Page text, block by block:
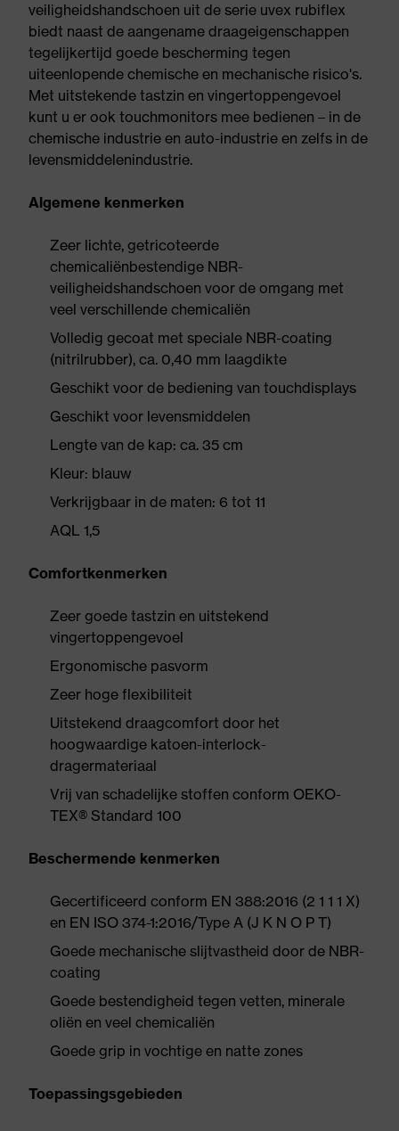
veiligheidshandschoen uit de serie uvex rubiflex
biedt naast de aangename draageigenschappen
tegelijkertijd goede bescherming tegen
uiteenlopende chemische en mechanische risico's.
Met uitstekende tastzin en vingertoppengevoel
kunt u er ook touchmonitors mee bedienen – in de
chemische industrie en auto-industrie en zelfs in de
levensmiddelenindustrie.
Algemene kenmerken
Zeer lichte, getricoteerde
chemicaliënbestendige NBR-
veiligheidshandschoen voor de omgang met
veel verschillende chemicaliën
Volledig gecoat met speciale NBR-coating
(nitrilrubber), ca. 0,40 mm laagdikte
Geschikt voor de bediening van touchdisplays
Geschikt voor levensmiddelen
Lengte van de kap: ca. 35 cm
Kleur: blauw
Verkrijgbaar in de maten: 6 tot 11
AQL 1,5
Comfortkenmerken
Zeer goede tastzin en uitstekend
vingertoppengevoel
Ergonomische pasvorm
Zeer hoge flexibiliteit
Uitstekend draagcomfort door het
hoogwaardige katoen-interlock-
dragermateriaal
Vrij van schadelijke stoffen conform OEKO-
TEX® Standard 100
Beschermende kenmerken
Gecertificeerd conform EN 388:2016 (2 1 1 1 X)
en EN ISO 374-1:2016/Type A (J K N O P T)
Goede mechanische slijtvastheid door de NBR-
coating
Goede bestendigheid tegen vetten, minerale
oliën en veel chemicaliën
Goede grip in vochtige en natte zones
Toepassingsgebieden